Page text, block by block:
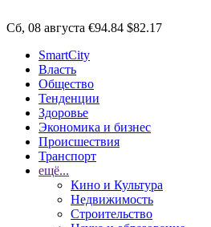
Сб, 08 августа €94.84 $82.17
SmartCity
Власть
Общество
Тенденции
Здоровье
Экономика и бизнес
Происшествия
Транспорт
ещё...
Кино и Культура
Недвижимость
Строительство